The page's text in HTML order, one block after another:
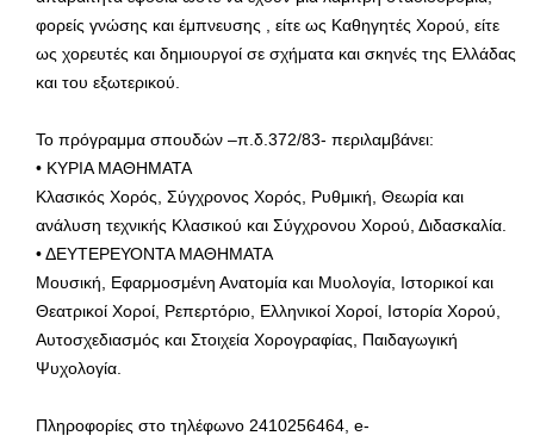
φορείς γνώσης και έμπνευσης , είτε ως Καθηγητές Χορού, είτε
ως χορευτές και δημιουργοί σε σχήματα και σκηνές της Ελλάδας
και του εξωτερικού.
Το πρόγραμμα σπουδών –π.δ.372/83- περιλαμβάνει:
• ΚΥΡΙΑ ΜΑΘΗΜΑΤΑ
Κλασικός Χορός, Σύγχρονος Χορός, Ρυθμική, Θεωρία και
ανάλυση τεχνικής Κλασικού και Σύγχρονου Χορού, Διδασκαλία.
• ΔΕΥΤΕΡΕΥΟΝΤΑ ΜΑΘΗΜΑΤΑ
Μουσική, Εφαρμοσμένη Ανατομία και Μυολογία, Ιστορικοί και
Θεατρικοί Χοροί, Ρεπερτόριο, Ελληνικοί Χοροί, Ιστορία Χορού,
Αυτοσχεδιασμός και Στοιχεία Χορογραφίας, Παιδαγωγική
Ψυχολογία.
Πληροφορίες στο τηλέφωνο 2410256464, e-